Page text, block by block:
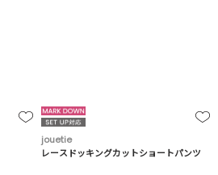
jouetie
レースドッキングカットショートパンツ